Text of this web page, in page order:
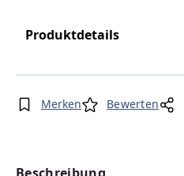
Produktdetails
Merken Bewerten